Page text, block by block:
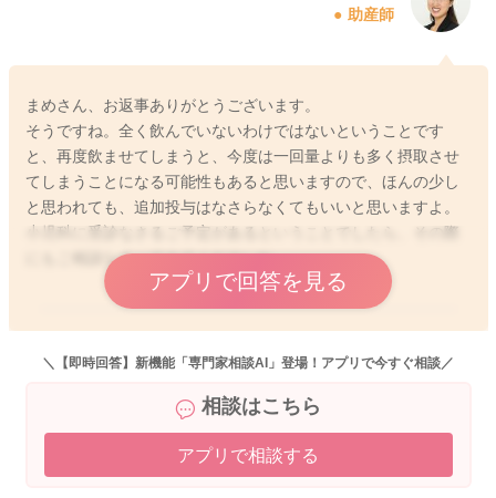
助産師
まめさん、お返事ありがとうございます。
そうですね。全く飲んでいないわけではないということです
と、再度飲ませてしまうと、今度は一回量よりも多く摂取させ
てしまうことになる可能性もあると思いますので、ほんの少し
と思われても、追加投与はなさらなくてもいいと思いますよ。
小児科に受診なさるご予定があるということでしたら、その際
にもご相談なさってみてくださいね。
アプリで回答を見る
2025/12/23 0:45
＼【即時回答】新機能「専門家相談AI」登場！アプリで今すぐ相談／
相談はこちら
アプリで相談する